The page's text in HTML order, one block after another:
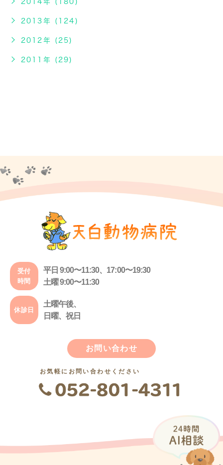
2014年 (180)
2013年 (124)
2012年 (25)
2011年 (29)
受付
時間
平日 9:00〜11:30、17:00〜19:30
土曜 9:00〜11:30
休診日
土曜午後、
日曜、祝日
お問い合わせ
お気軽にお問い合わせください